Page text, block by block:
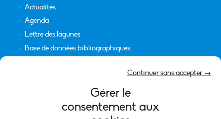
Gérer le
consentement aux
Continuer sans accepter →
Actualités
Agenda
Lettre des lagunes
Base de données bibliographiques
Mentions légales